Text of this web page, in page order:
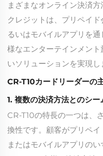
まざまなオンライン決済
クレジットは、プリペイ
るいはモバイルアプリを
様なエンターテインメン
いソリューションを実現し
CR-T10カードリーダーの
1. 複数の決済方法とのシ
CR-T10の特長の一つは、
換性です。顧客がプリペイ
またはモバイルアプリのい